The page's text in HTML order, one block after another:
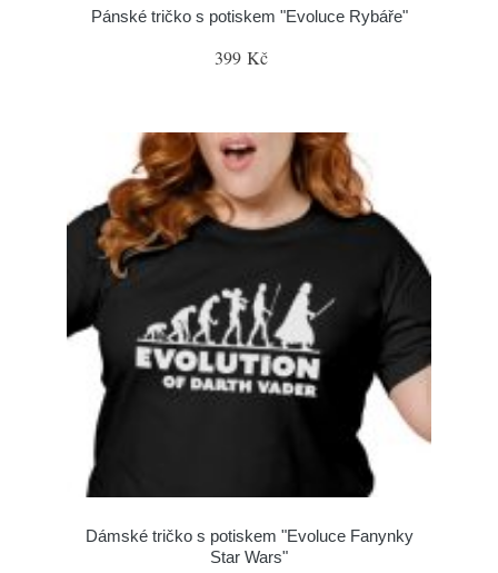
Pánské tričko s potiskem "Evoluce Rybáře"
399 Kč
Dámské tričko s potiskem "Evoluce Fanynky
Star Wars"